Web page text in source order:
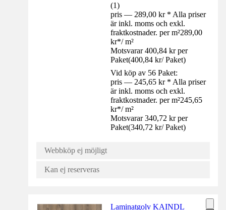
(1)
pris — 289,00 kr * Alla priser
är inkl. moms och exkl.
fraktkostnader. per m²289,00
kr*/ m²
Motsvarar 400,84 kr per
Paket(400,84 kr/ Paket)
Vid köp av 56 Paket:
pris — 245,65 kr * Alla priser
är inkl. moms och exkl.
fraktkostnader. per m²245,65
kr*/ m²
Motsvarar 340,72 kr per
Paket(340,72 kr/ Paket)
Webbköp ej möjligt
Kan ej reserveras
Laminatgolv KAINDL